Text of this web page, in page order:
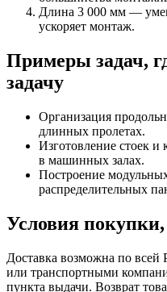
Длина 3 000 мм —
ускоряет монтаж.
Примеры задач,
задачу
Организация
длинных пролетах.
Изготовление стоек и
в машинных залах.
Построение
распределительных
Условия покупки,
Доставка возможна по всей
или транспортными
пункта выдачи. Возврат